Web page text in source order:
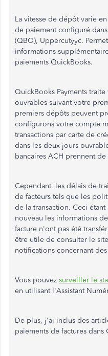
La vitesse de dépôt varie
de paiement configuré
(QBO), Uppercutyyc.
informations
paiements QuickBooks.
QuickBooks Payments
ouvrables suivant votre
premiers dépôts peuvent
configurons votre compte
transactions par carte de
dans les deux jours
bancaires ACH prennent
Cependant, les délais de
de facteurs tels que les
de la transaction. Ceci
nouveau les informations
facture n'ont pas été
être utile de consulter le
notifications concernant
Vous pouvez surveiller le
en utilisant l'Assistant
De plus, j'ai inclus des
paiements de factures dans